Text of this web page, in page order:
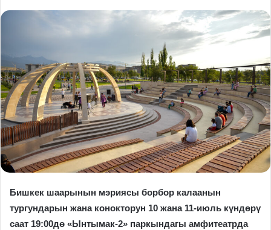
Бишкек шаарынын мэриясы борбор калаанын
тургундарын жана конокторун 10 жана 11-июль күндөрү
саат 19:00дө «Ынтымак-2» паркындагы амфитеатрда